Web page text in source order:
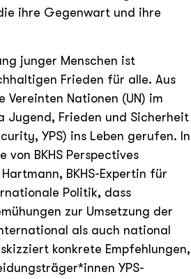
ihre Gegenwart und ihre
junger Menschen ist
Frieden für alle. Aus
Vereinten Nationen (UN) im
Jugend, Frieden und Sicherheit
YPS) ins Leben gerufen. In
von BKHS Perspectives
BKHS-Expertin für
Politik, dass
zur Umsetzung der
als auch national
konkrete Empfehlungen,
YPS-